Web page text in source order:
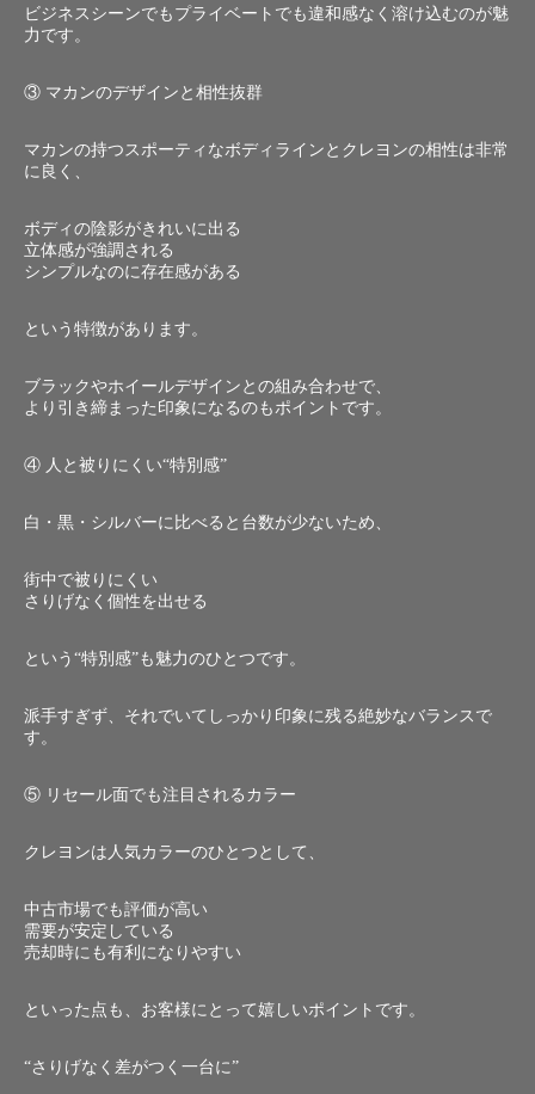
ビジネスシーンでもプライベートでも違和感なく溶け込むのが魅
力です。
③ マカンのデザインと相性抜群
マカンの持つスポーティなボディラインとクレヨンの相性は非常
に良く、
ボディの陰影がきれいに出る
立体感が強調される
シンプルなのに存在感がある
という特徴があります。
ブラックやホイールデザインとの組み合わせで、
より引き締まった印象になるのもポイントです。
④ 人と被りにくい“特別感”
白・黒・シルバーに比べると台数が少ないため、
街中で被りにくい
さりげなく個性を出せる
という“特別感”も魅力のひとつです。
派手すぎず、それでいてしっかり印象に残る絶妙なバランスで
す。
⑤ リセール面でも注目されるカラー
クレヨンは人気カラーのひとつとして、
中古市場でも評価が高い
需要が安定している
売却時にも有利になりやすい
といった点も、お客様にとって嬉しいポイントです。
“さりげなく差がつく一台に”